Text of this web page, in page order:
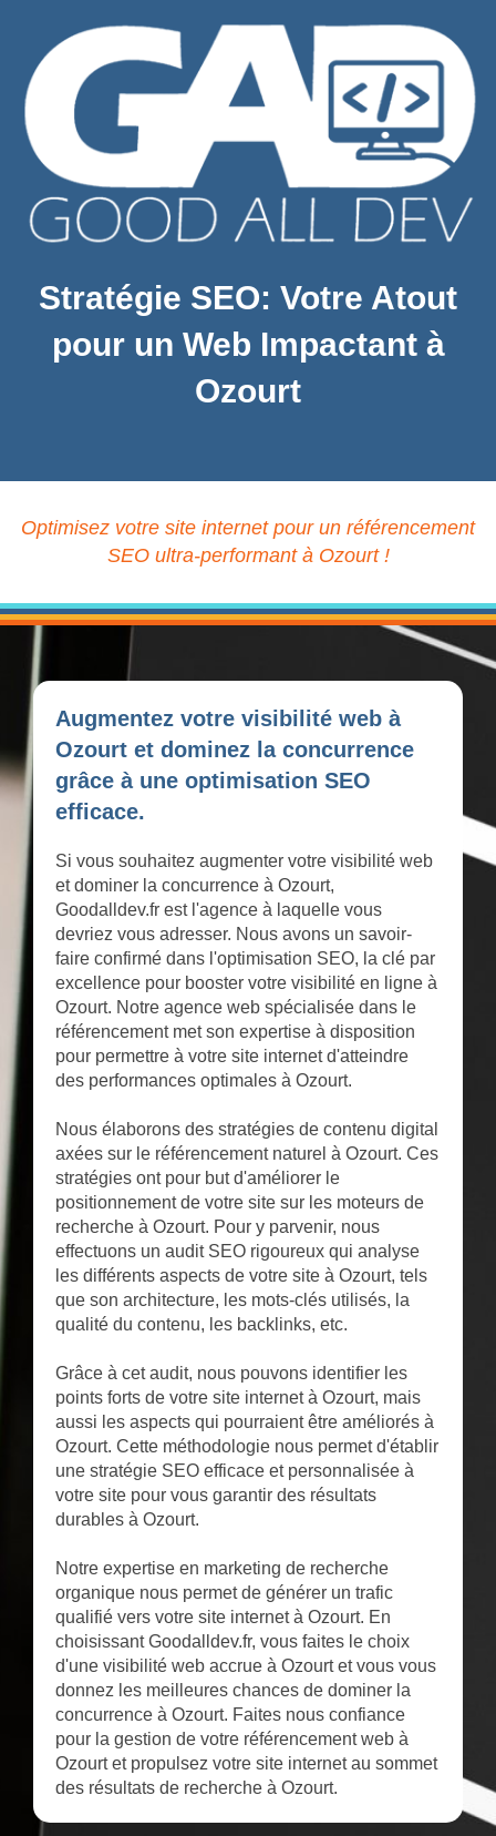
Stratégie SEO: Votre Atout
pour un Web Impactant à
Ozourt
Optimisez votre site internet pour un référencement
SEO ultra-performant à Ozourt !
Augmentez votre visibilité web à
Ozourt et dominez la concurrence
grâce à une optimisation SEO
efficace.
Si vous souhaitez augmenter votre visibilité web
et dominer la concurrence à Ozourt,
Goodalldev.fr est l'agence à laquelle vous
devriez vous adresser. Nous avons un savoir-
faire confirmé dans l'optimisation SEO, la clé par
excellence pour booster votre visibilité en ligne à
Ozourt. Notre agence web spécialisée dans le
référencement met son expertise à disposition
pour permettre à votre site internet d'atteindre
des performances optimales à Ozourt.
Nous élaborons des stratégies de contenu digital
axées sur le référencement naturel à Ozourt. Ces
stratégies ont pour but d'améliorer le
positionnement de votre site sur les moteurs de
recherche à Ozourt. Pour y parvenir, nous
effectuons un audit SEO rigoureux qui analyse
les différents aspects de votre site à Ozourt, tels
que son architecture, les mots-clés utilisés, la
qualité du contenu, les backlinks, etc.
Grâce à cet audit, nous pouvons identifier les
points forts de votre site internet à Ozourt, mais
aussi les aspects qui pourraient être améliorés à
Ozourt. Cette méthodologie nous permet d'établir
une stratégie SEO efficace et personnalisée à
votre site pour vous garantir des résultats
durables à Ozourt.
Notre expertise en marketing de recherche
organique nous permet de générer un trafic
qualifié vers votre site internet à Ozourt. En
choisissant Goodalldev.fr, vous faites le choix
d'une visibilité web accrue à Ozourt et vous vous
donnez les meilleures chances de dominer la
concurrence à Ozourt. Faites nous confiance
pour la gestion de votre référencement web à
Ozourt et propulsez votre site internet au sommet
des résultats de recherche à Ozourt.